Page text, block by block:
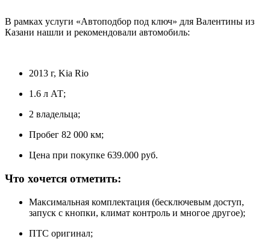
В рамках услуги «Автоподбор под ключ» для Валентины из
Казани нашли и рекомендовали автомобиль:
2013 г, Kia Rio
1.6 л АТ;
2 владельца;
Пробег 82 000 км;
Цена при покупке 639.000 руб.
Что хочется отметить:
Максимальная комплектация (бесключевым доступ,
запуск с кнопки, климат контроль и многое другое);
ПТС оригинал;